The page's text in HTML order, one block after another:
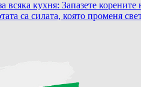
всяка кухня: Запазете корените
са силата, която променя